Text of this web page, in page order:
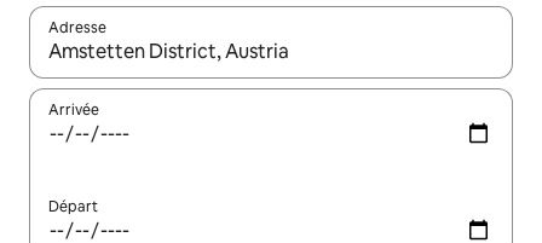
Adresse
Lorsque les résultats s'affichent, utilisez les flèches vers le
Arrivée
Départ